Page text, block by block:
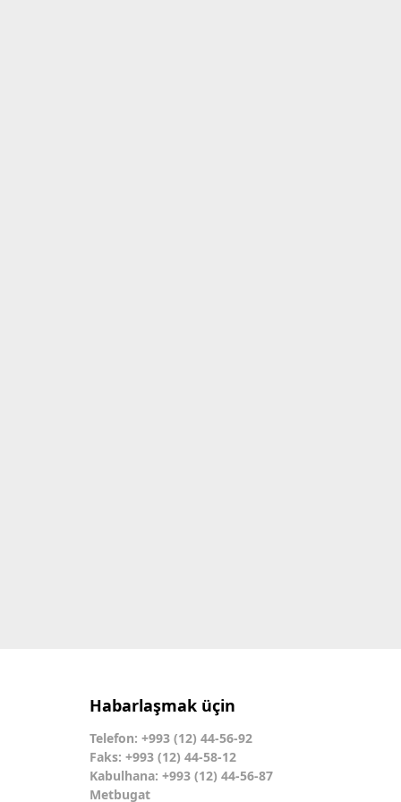
Habarlaşmak üçin
Telefon: +993 (12) 44-56-92
Faks: +993 (12) 44-58-12
Kabulhana: +993 (12) 44-56-87
Metbugat